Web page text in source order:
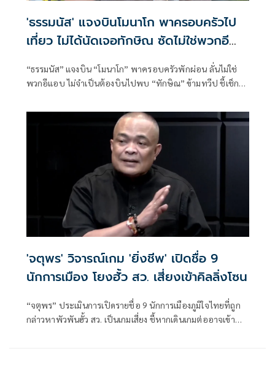
'ธรรมนัส' แจงบินโมนาโก พาครอบครัวไป
เที่ยว ไม่ได้นัดเจอทักษิณ ซัดไม่ใช่พวกอี
“ธรรมนัส” แจงบิน “โมนาโก” พาครอบครัวพักผ่อน ลั่นไม่ใช่
พวกอีแอบ ไม่จำเป็นต้องบินไปพบ “ทักษิณ” ข้ามทวีป ชี้เช็ก
'จตุพร' วิจารณ์เกม 'ยิ่งชีพ' เปิดชื่อ 9
นักการเมือง โยงฮั้ว สว. เสี่ยงเข้าคิลลิ่งโซน
“จตุพร” ประเมินการเปิดรายชื่อ 9 นักการเมืองภูมิใจไทยที่ถูก
กล่าวหาพัวพันฮั้ว สว. เป็นเกมเสี่ยง ชี้หากเดินเกมต่ออาจเข้า